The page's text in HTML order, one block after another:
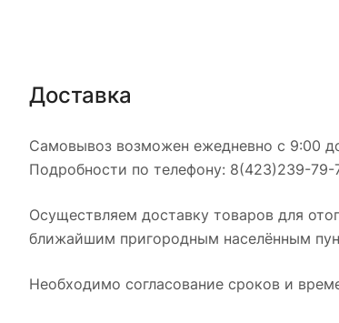
Доставка
Самовывоз возможен ежедневно с 9:00
Подробности по телефону: 8(423)239-79-
Осуществляем доставку товаров для
ближайшим пригородным населённым
Необходимо согласование сроков и